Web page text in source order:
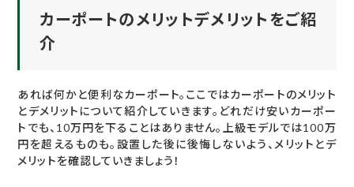
カーポートのメリットデメリットをご紹
介
あれば何かと便利なカーポート。ここではカーポートのメリット
とデメリットについて紹介していきます。どれだけ安いカーポー
トでも、10万円を下ることはありません。上級モデルでは100万
円を超えるものも。設置した後に後悔しないよう、メリットとデ
メリットを確認していきましょう！